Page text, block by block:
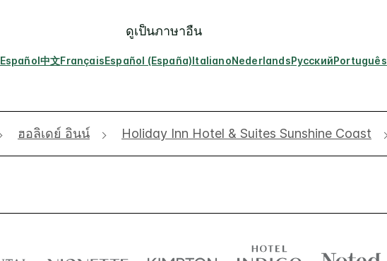
ดูเป็นภาษาอื่น
Español中文FrançaisEspañol (España)ItalianoNederlandsРусскийPortuguês
ฮอลิเดย์ อินน์ Holiday Inn Hotel & Suites Sunshine Coast